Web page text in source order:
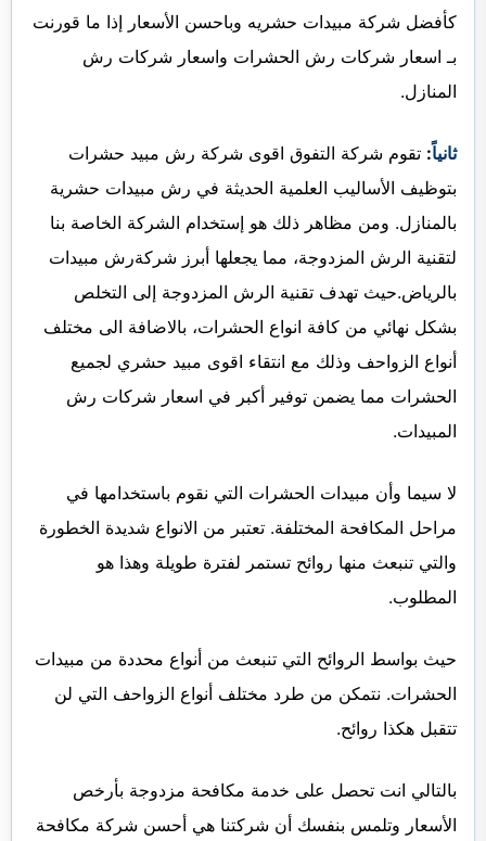
كأفضل شركة مبيدات حشريه وباحسن الأسعار إذا ما قورنت
بـ اسعار شركات رش الحشرات واسعار شركات رش
المنازل.
ثانياً: تقوم شركة التفوق اقوى شركة رش مبيد حشرات
بتوظيف الأساليب العلمية الحديثة في رش مبيدات حشرية
بالمنازل. ومن مظاهر ذلك هو إستخدام الشركة الخاصة بنا
لتقنية الرش المزدوجة، مما يجعلها أبرز شركةرش مبيدات
بالرياض.حيث تهدف تقنية الرش المزدوجة إلى التخلص
بشكل نهائي من كافة انواع الحشرات، بالاضافة الى مختلف
أنواع الزواحف وذلك مع انتقاء اقوى مبيد حشري لجميع
الحشرات مما يضمن توفير أكبر في اسعار شركات رش
المبيدات.
لا سيما وأن مبيدات الحشرات التي نقوم باستخدامها في
مراحل المكافحة المختلفة. تعتبر من الانواع شديدة الخطورة
والتي تنبعث منها روائح تستمر لفترة طويلة وهذا هو
المطلوب.
حيث بواسط الروائح التي تنبعث من أنواع محددة من مبيدات
الحشرات. نتمكن من طرد مختلف أنواع الزواحف التي لن
تتقبل هكذا روائح.
بالتالي انت تحصل على خدمة مكافحة مزدوجة بأرخص
الأسعار وتلمس بنفسك أن شركتنا هي أحسن شركة مكافحة